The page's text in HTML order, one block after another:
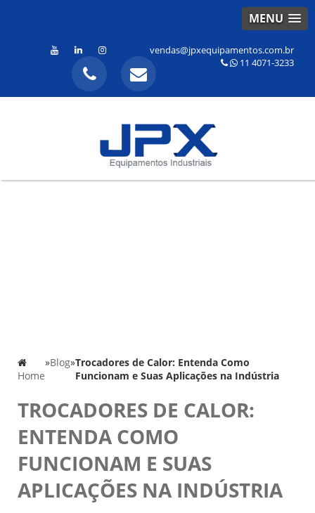
MENU
vendas@jpxequipamentos.com.br
11 4071-3233
Home
»Blog»Trocadores de Calor: Entenda Como
Funcionam e Suas Aplicações na Indústria
TROCADORES DE CALOR:
ENTENDA COMO
FUNCIONAM E SUAS
APLICAÇÕES NA INDÚSTRIA